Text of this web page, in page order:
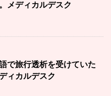
メディカルデスク
で旅行透析を受けていた
ィカルデスク